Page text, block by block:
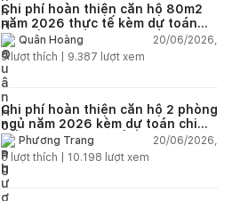
Chi phí hoàn thiện căn hộ 80m2
năm 2026 thực tế kèm dự toán
chi tiết từng hạng mục
Quân Hoàng
20/06/2026,
9lượt thích | 9.387 lượt xem
Chi phí hoàn thiện căn hộ 2 phòng
ngủ năm 2026 kèm dự toán chi
tiết và ví dụ thực tế
Phương Trang
20/06/2026,
5 lượt thích | 10.198 lượt xem